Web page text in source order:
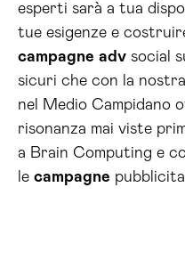
esperti sarà a tua
tue esigenze e
campagne adv social
sicuri che con la
nel Medio Campidano
risonanza mai viste
a Brain Computing e
le campagne